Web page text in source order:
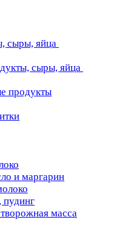
сыры, яйца
сыры, яйца
продукты
и маргарин
пудинг
масса